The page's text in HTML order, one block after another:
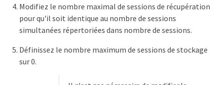
Modifiez le nombre maximal de sessions de récupération
pour qu'il soit identique au nombre de sessions
simultanées répertoriées dans nombre de sessions.
Définissez le nombre maximum de sessions de stockage
sur 0.